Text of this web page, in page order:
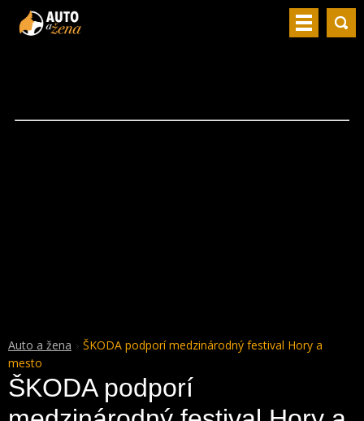
Auto a žena
ŠKODA podporí medzinárodný festival Hory a
mesto
ŠKODA podporí